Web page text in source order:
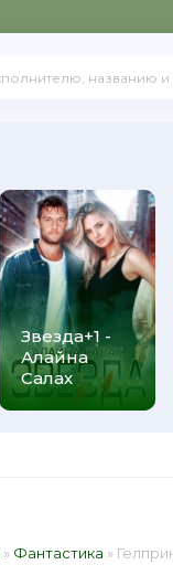
Звезда+1 -
Алайна
Салах
» Фантастика »